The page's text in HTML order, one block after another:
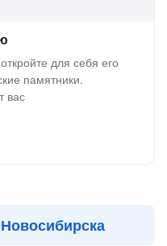
для себя его
памятники.
вас